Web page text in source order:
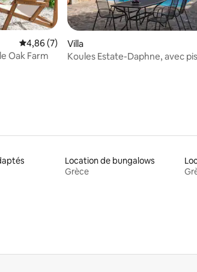
: 4,88 sur 5
Évaluation moyenne sur la base de 7
4,86 (7)
Oak Farm
Villa
Koules Estate-Daphne, avec
Location de bungalows
Grèce